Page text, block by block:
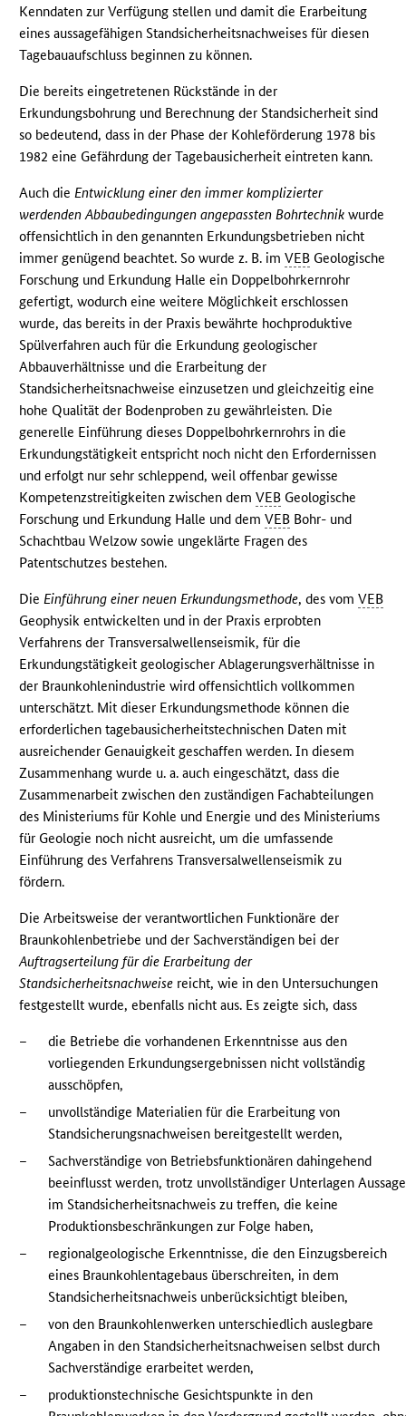
Kenndaten zur Verfügung stellen und damit die Erarbeitung
eines aussagefähigen Standsicherheitsnachweises für diesen
Tagebauaufschluss beginnen zu können.
Die bereits eingetretenen Rückstände in der
Erkundungsbohrung und Berechnung der Standsicherheit sind
so bedeutend, dass in der Phase der Kohleförderung 1978 bis
1982 eine Gefährdung der Tagebausicherheit eintreten kann.
Auch dieEntwicklung einer den immer komplizierter
werdenden Abbaubedingungen angepassten Bohrtechnik wurde
offensichtlich in den genannten Erkundungsbetrieben nicht
immer genügend beachtet. So wurde z. B. imVEB Geologische
Forschung und Erkundung Halle ein Doppelbohrkernrohr
gefertigt, wodurch eine weitere Möglichkeit erschlossen
wurde, das bereits in der Praxis bewährte hochproduktive
Spülverfahren auch für die Erkundung geologischer
Abbauverhältnisse und die Erarbeitung der
Standsicherheitsnachweise einzusetzen und gleichzeitig eine
hohe Qualität der Bodenproben zu gewährleisten. Die
generelle Einführung dieses Doppelbohrkernrohrs in die
Erkundungstätigkeit entspricht noch nicht den Erfordernissen
und erfolgt nur sehr schleppend, weil offenbar gewisse
Kompetenzstreitigkeiten zwischen demVEB Geologische
Forschung und Erkundung Halle und demVEB Bohr- und
Schachtbau Welzow sowie ungeklärte Fragen des
Patentschutzes bestehen.
DieEinführung einer neuen Erkundungsmethode, des vomVEB
Geophysik entwickelten und in der Praxis erprobten
Verfahrens der Transversalwellenseismik, für die
Erkundungstätigkeit geologischer Ablagerungsverhältnisse in
der Braunkohlenindustrie wird offensichtlich vollkommen
unterschätzt. Mit dieser Erkundungsmethode können die
erforderlichen tagebausicherheitstechnischen Daten mit
ausreichender Genauigkeit geschaffen werden. In diesem
Zusammenhang wurde u. a. auch eingeschätzt, dass die
Zusammenarbeit zwischen den zuständigen Fachabteilungen
des Ministeriums für Kohle und Energie und des Ministeriums
für Geologie noch nicht ausreicht, um die umfassende
Einführung des Verfahrens Transversalwellenseismik zu
fördern.
Die Arbeitsweise der verantwortlichen Funktionäre der
Braunkohlenbetriebe und der Sachverständigen bei der
Auftragserteilung für die Erarbeitung der
Standsicherheitsnachweise reicht, wie in den Untersuchungen
festgestellt wurde, ebenfalls nicht aus. Es zeigte sich, dass
–
die Betriebe die vorhandenen Erkenntnisse aus den
vorliegenden Erkundungsergebnissen nicht vollständig
ausschöpfen,
–
unvollständige Materialien für die Erarbeitung von
Standsicherungsnachweisen bereitgestellt werden,
–
Sachverständige von Betriebsfunktionären dahingehend
beeinflusst werden, trotz unvollständiger Unterlagen
im Standsicherheitsnachweis zu treffen, die keine
Produktionsbeschränkungen zur Folge haben,
–
regionalgeologische Erkenntnisse, die den Einzugsbereich
eines Braunkohlentagebaus überschreiten, in dem
Standsicherheitsnachweis unberücksichtigt bleiben,
–
von den Braunkohlenwerken unterschiedlich auslegbare
Angaben in den Standsicherheitsnachweisen selbst durch
Sachverständige erarbeitet werden,
–
produktionstechnische Gesichtspunkte in den